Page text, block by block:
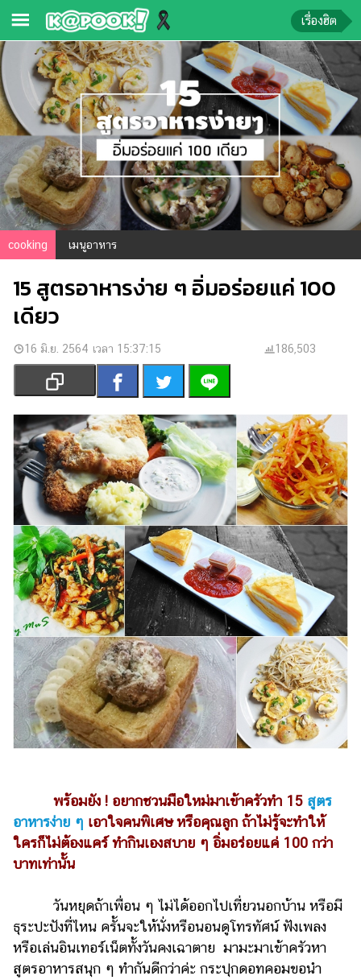
ข่าว-
ความ
ข่าว
ข่าว
บันเทิง
ตรวจ
หวย
ผล
บอล
สด
การ
เงิน
การ
ศึกษา
บันเทิง
รูปภาพ
ดู
หนัง
Music
Station
ละคร
บันเทิง
เกาหลี
ไลฟ์
ไตล์
หญิง
ผู้ชาย
ท่อง
เที่ยว
สูตร
เรื่องฮิต
cooking เมนูอาหาร
15 สูตรอาหารง่าย ๆ อิ่มอร่อยแค่ 100
เดียว
16 มิ.ย. 2564 เวลา 15:37:15 186,503
พร้อมยัง ! อยากชวนมือใหม่มาเข้าครัวทำ 15 สูตร
อาหารง่าย ๆ เอาใจคนพิเศษ หรือคุณลูก ถ้าไม่รู้จะทำให้
ใครก็ไม่ต้องแคร์ ทำกินเองสบาย ๆ อิ่มอร่อยแค่ 100 กว่า
บาทเท่านั้น
วันหยุดถ้าเพื่อน ๆ ไม่ได้ออกไปเที่ยวนอกบ้าน หรือมี
ธุระปะปังที่ไหน ครั้นจะให้นั่งหรือนอนดูโทรทัศน์ ฟังเพลง
หรือเล่นอินเทอร์เน็ตทั้งวันคงเฉาตาย มามะมาเข้าครัวหา
สูตรอาหารสนุก ๆ ทำกันดีกว่าค่ะ กระปุกดอทคอมขอนำ